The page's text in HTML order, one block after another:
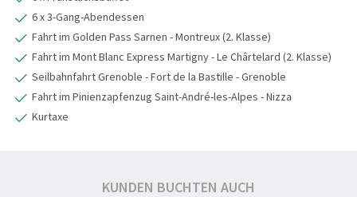
6 x 3-Gang-Abendessen
Fahrt im Golden Pass Sarnen - Montreux (2. Klasse)
Fahrt im Mont Blanc Express Martigny - Le Chârtelard (2. Klasse)
Seilbahnfahrt Grenoble - Fort de la Bastille - Grenoble
Fahrt im Pinienzapfenzug Saint-André-les-Alpes - Nizza
Kurtaxe
KUNDEN BUCHTEN AUCH